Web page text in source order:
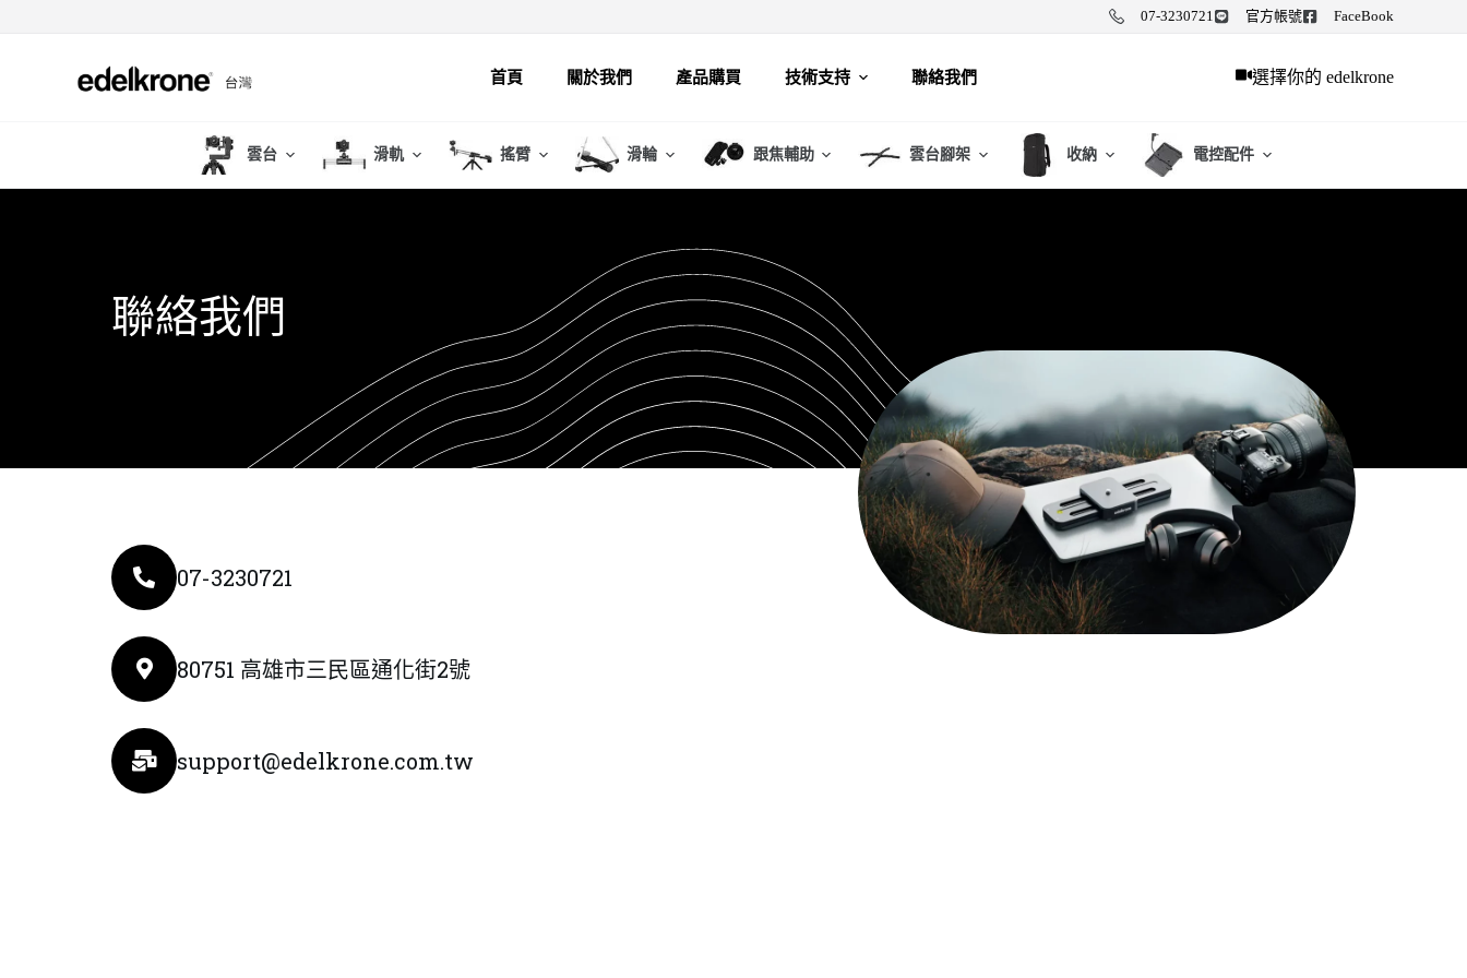
07-3230721 官方帳號 FaceBook
首頁 關於我們 產品購買 技術支持 聯絡我們 選擇你的 edelkrone
雲台 滑軌 搖臂 滑輪 跟焦輔助 雲台腳架 收納 電控配件
聯絡我們
07-3230721
80751 高雄市三民區通化街2號
support@edelkrone.com.tw